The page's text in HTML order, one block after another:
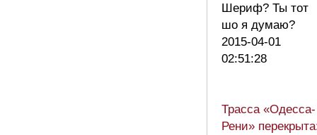
Шериф? Ты тот
шо я думаю?
2015-04-01
02:51:28
Трасса «Одесса-
Рени»